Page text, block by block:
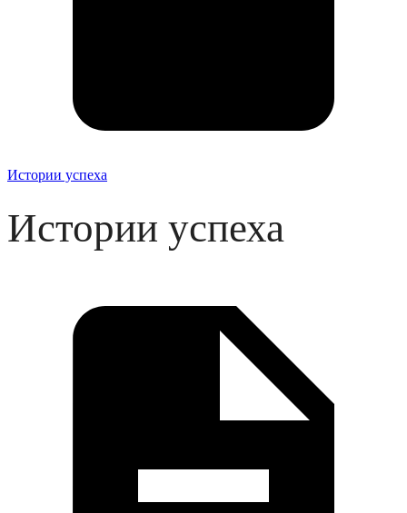
Истории успеха
Истории успеха